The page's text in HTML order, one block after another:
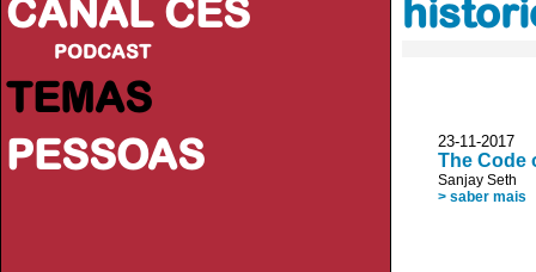
CANAL CES
PODCAST
TEMAS
PESSOAS
23-11-
The Code
Sanjay Seth
> saber mais